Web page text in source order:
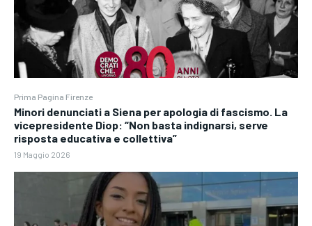
Prima Pagina Firenze
Minori denunciati a Siena per apologia di fascismo. La
vicepresidente Diop: “Non basta indignarsi, serve
risposta educativa e collettiva”
19 Maggio 2026